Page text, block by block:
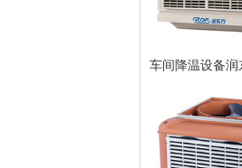
车间降温设备